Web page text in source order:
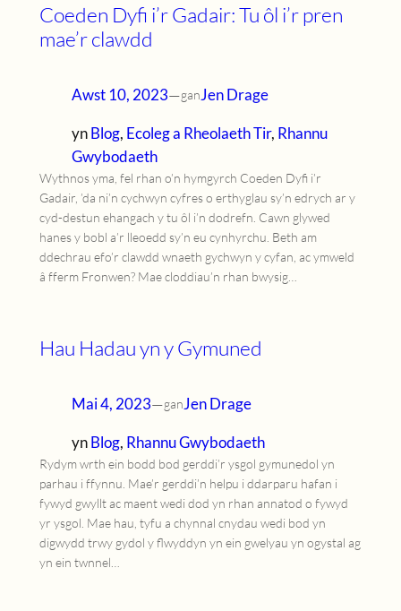
Coeden Dyfi i’r Gadair: Tu ôl i’r pren
mae’r clawdd
Awst 10, 2023—ganJen Drage
ynBlog, Ecoleg a Rheolaeth Tir, Rhannu
Gwybodaeth
Wythnos yma, fel rhan o’n hymgyrch Coeden Dyfi i’r
Gadair, ’da ni’n cychwyn cyfres o erthyglau sy’n edrych ar y
cyd-destun ehangach y tu ôl i’n dodrefn. Cawn glywed
hanes y bobl a’r lleoedd sy’n eu cynhyrchu. Beth am
ddechrau efo’r clawdd wnaeth gychwyn y cyfan, ac ymweld
â fferm Fronwen? Mae cloddiau’n rhan bwysig…
Hau Hadau yn y Gymuned
Mai 4, 2023—ganJen Drage
ynBlog, Rhannu Gwybodaeth
Rydym wrth ein bodd bod gerddi’r ysgol gymunedol yn
parhau i ffynnu. Mae’r gerddi’n helpu i ddarparu hafan i
fywyd gwyllt ac maent wedi dod yn rhan annatod o fywyd
yr ysgol. Mae hau, tyfu a chynnal cnydau wedi bod yn
digwydd trwy gydol y flwyddyn yn ein gwelyau yn ogystal ag
yn ein twnnel…